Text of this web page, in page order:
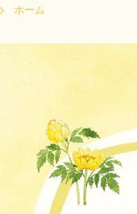
ホーム